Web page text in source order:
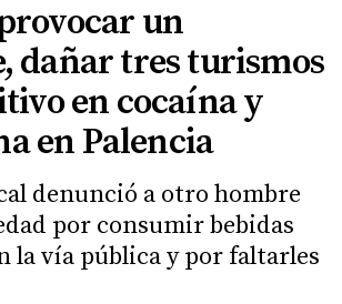
un
dañar tres turismos
en cocaína y
en Palencia
denunció a otro hombre
por consumir bebidas
la vía pública y por faltarles